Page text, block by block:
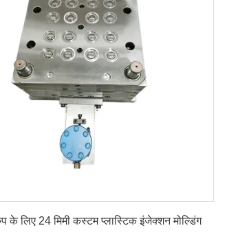
के लिए 24 मिमी कस्टम प्लास्टिक इंजेक्शन मोल्डिंग